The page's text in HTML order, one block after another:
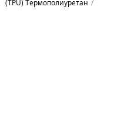
(TPU) Термополиуретан